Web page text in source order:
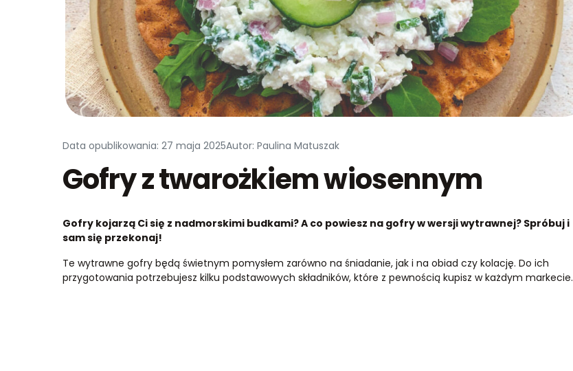
Data opublikowania: 27 maja 2025Autor: Paulina Matuszak
Gofry z twarożkiem wiosennym
Gofry kojarzą Ci się z nadmorskimi budkami? A co powiesz na gofry w wersji wytrawnej? Spróbuj i
sam się przekonaj!
Te wytrawne gofry będą świetnym pomysłem zarówno na śniadanie, jak i na obiad czy kolację. Do ich
przygotowania potrzebujesz kilku podstawowych składników, które z pewnością kupisz w każdym markecie.